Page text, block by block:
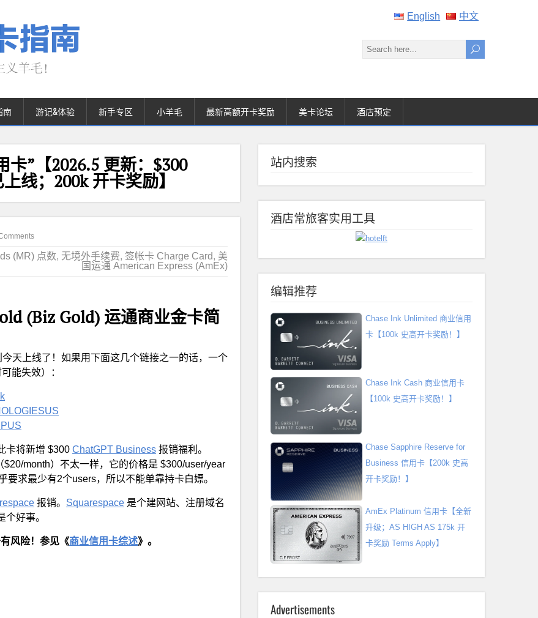
English 中文
南 游记&体验 新手专区 小羊毛 最新高额开卡奖励 美卡论坛 酒店预定
”【2026.5 更新：$300
线；200k 开卡奖励】
(MR) 点数, 无境外手续费, 签帐卡 Charge Card, 美
国运通 American Express (AmEx)
(Biz Gold) 运通商业金卡简
今天上线了！如果用下面这几个链接之一的话，一个
能失效）：
卡将新增 $300 ChatGPT Business 报销福利。
month）不太一样，它的价格是 $300/user/year
求最少有2个users，所以不能单靠持卡白嫖。
报销。 Squarespace 是个建网站、注册域名
好事。
风险！参见《商业信用卡综述》。
站内搜索
酒店常旅客实用工具
编辑推荐
Chase Ink Unlimited 商业信用
卡【100k 史高开卡奖励！】
Chase Ink Cash 商业信用卡
【100k 史高开卡奖励！】
Chase Sapphire Reserve for
Business 信用卡【200k 史高
开卡奖励！】
AmEx Platinum 信用卡【全新
升级；AS HIGH AS 175k 开
卡奖励 Terms Apply】
Advertisements